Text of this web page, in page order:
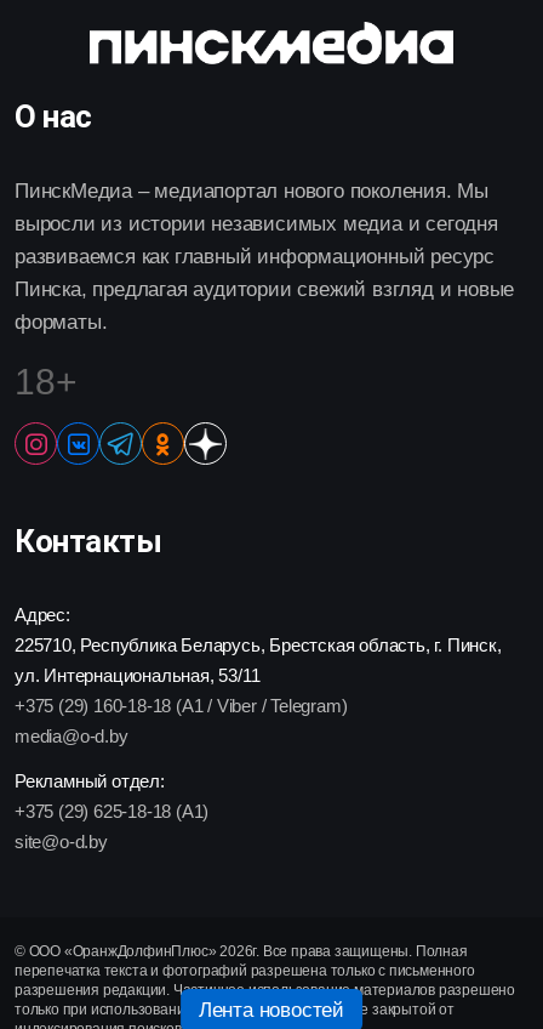
О нас
ПинскМедиа – медиапортал нового поколения. Мы
выросли из истории независимых медиа и сегодня
развиваемся как главный информационный ресурс
Пинска, предлагая аудитории свежий взгляд и новые
форматы.
18+
Контакты
Адрес:
225710, Республика Беларусь, Брестская область, г. Пинск,
ул. Интернациональная, 53/11
+375 (29) 160-18-18 (A1 / Viber / Telegram)
media@o-d.by
Рекламный отдел:
+375 (29) 625-18-18 (A1)
site@o-d.by
© ООО «ОранжДолфинПлюс» 2026г. Все права защищены. Полная
перепечатка текста и фотографий разрешена только с письменного
разрешения редакции. Частичное использование материалов разрешено
только при использовании активной гиперссылки, не закрытой от
Лента новостей